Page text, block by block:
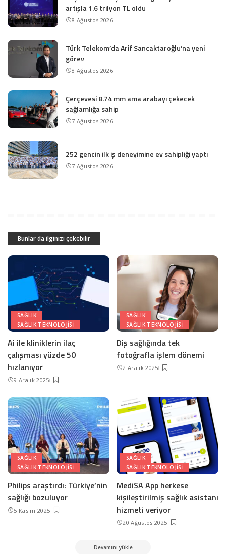
artışla 1.6 trilyon TL oldu
8 Ağustos 2026
Türk Telekom’da Arif Sancaktaroğlu’na yeni
görev
8 Ağustos 2026
Çerçevesi 8.74 mm ama arabayı çekecek
sağlamlığa sahip
7 Ağustos 2026
252 gencin ilk iş deneyimine ev sahipliği yaptı
7 Ağustos 2026
Bunlar da ilginizi çekebilir
SAĞLIK
SAĞLIK TEKNOLOJISI
Ai ile kliniklerin ilaç
çalışması yüzde 50
hızlanıyor
9 Aralık 2025
SAĞLIK
SAĞLIK TEKNOLOJISI
Diş sağlığında tek
fotoğrafla işlem dönemi
2 Aralık 2025
SAĞLIK
SAĞLIK TEKNOLOJISI
Philips araştırdı: Türkiye’nin
sağlığı bozuluyor
5 Kasım 2025
SAĞLIK
SAĞLIK TEKNOLOJISI
MediSA App herkese
kişileştirilmiş sağlık asistanı
hizmeti veriyor
20 Ağustos 2025
Devamını yükle